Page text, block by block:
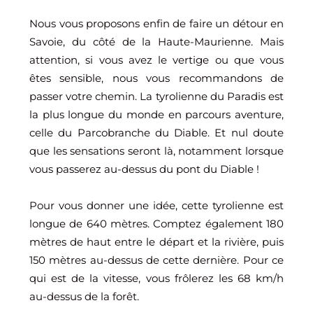
Nous vous proposons enfin de faire un détour en
Savoie, du côté de la Haute-Maurienne. Mais
attention, si vous avez le vertige ou que vous
êtes sensible, nous vous recommandons de
passer votre chemin. La tyrolienne du Paradis est
la plus longue du monde en parcours aventure,
celle du Parcobranche du Diable. Et nul doute
que les sensations seront là, notamment lorsque
vous passerez au-dessus du pont du Diable !
Pour vous donner une idée, cette tyrolienne est
longue de 640 mètres. Comptez également 180
mètres de haut entre le départ et la rivière, puis
150 mètres au-dessus de cette dernière. Pour ce
qui est de la vitesse, vous frôlerez les 68 km/h
au-dessus de la forêt.